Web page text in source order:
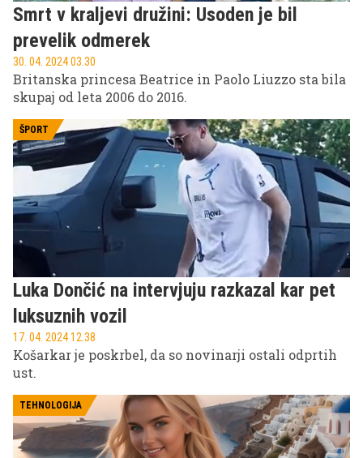
Smrt v kraljevi družini: Usoden je bil
prevelik odmerek
30. 04. 2024 03.30
Britanska princesa Beatrice in Paolo Liuzzo sta bila
skupaj od leta 2006 do 2016.
ŠPORT
Luka Dončić na intervjuju razkazal kar pet
luksuznih vozil
17. 04. 2024 12.38
Košarkar je poskrbel, da so novinarji ostali odprtih
ust.
TEHNOLOGIJA